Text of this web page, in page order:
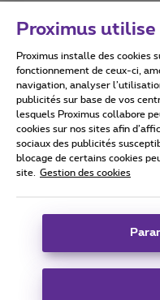
Conditions
Tous droits réservés. © 2026
Conditions générales, info
Coordonnées de l’entreprise
Boulevard du Roi Albert II
Proximus utilise
Proximus installe des cookies
fonctionnement de ceux-ci,
navigation, analyser
publicités sur base de vos
lesquels Proximus collabore
cookies sur nos sites afin
sociaux des publicités
blocage de certains cookies
site.
Gestion des cookies